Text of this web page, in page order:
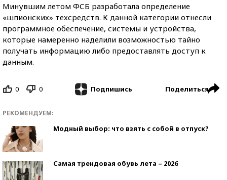
Минувшим летом ФСБ разработала определение
«шпионских» техсредств. К данной категории отнесли
программное обеспечение, системы и устройства,
которые намеренно наделили возможностью тайно
получать информацию либо предоставлять доступ к
данным.
0 0 Подпишись Поделиться
РЕКОМЕНДУЕМ:
Модный выбор: что взять с собой в отпуск?
Самая трендовая обувь лета – 2026